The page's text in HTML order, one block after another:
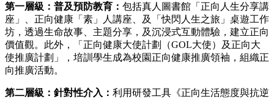
第一層級：普及預防教育： 包括真人圖書館「正向人生分享講
座」、正向健康「素」人講座、及「快閃人生之旅」桌遊工作
坊，透過生命故事、主題分享，及沉浸式互動體驗，建立正向
價值觀。此外，「正向健康大使計劃（GOL大使）及正向大
使推廣計劃」，培訓學生成為校園正向健康推廣領袖，組織正
向推廣活動。
第二層級：針對性介入： 利用研發工具《正向生活態度與抗逆